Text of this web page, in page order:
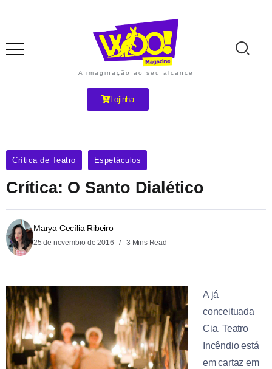
A imaginação ao seu alcance
Lojinha
Crítica de Teatro Espetáculos
Crítica: O Santo Dialético
Marya Cecília Ribeiro
25 de novembro de 2016 3 Mins Read
A já
conceituada
Cia. Teatro
Incêndio está
em cartaz em